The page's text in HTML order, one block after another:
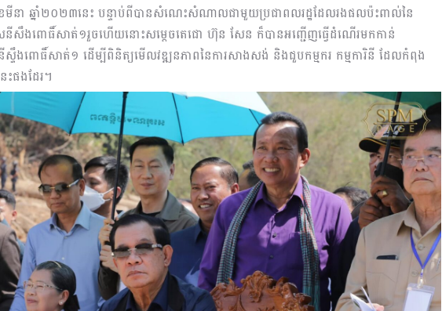
រហ័ស
ែមីនា ឆ្នាំ២០២៣នេះ បន្ទាប់ពីបានសំណេះសំណាលជាមួយប្រជាពលរដ្ឋដែលរងផលប៉ះពាល់នៃ
នីសឹងពោធិ៍សាត់១រួចហើយនោះសម្ដេចតេជោ ហ៊ុន សែន ក៏បានអញ្ជើញធ្វើដំណើរមកកាន់
ស្ទឹងពោធិ៍សាត់១ ដើម្បីពិនិត្យមើលវឌ្ឍនភាពនៃការសាងសង់ និងជួបកម្មករ កម្មការិនី ដែលកំពុង
េះផងដែរ។